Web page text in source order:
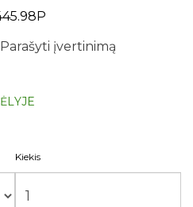
Parašyti įvertinimą
Kiekis